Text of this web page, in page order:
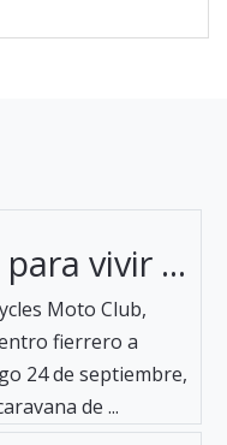
vivir ...
Moto Club,
fierrero a
24 de septiembre,
de ...